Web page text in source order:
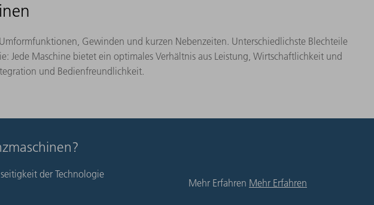
Gewinden und kurzen Nebenzeiten. Unterschiedlichste Blechteile
Maschine bietet ein optimales Verhältnis aus Leistung, Wirtschaftlichkeit und
und Bedienfreundlichkeit.​
der Technologie
Mehr Erfahren Mehr Erfahren